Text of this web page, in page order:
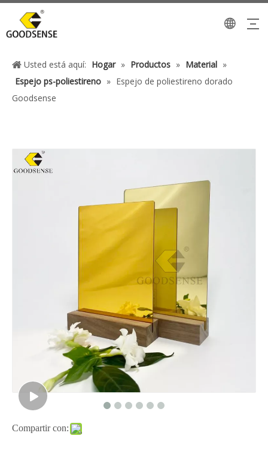
Usted está aquí: Hogar » Productos » Material »
Espejo ps-poliestireno » Espejo de poliestireno dorado
Goodsense
Compartir con: